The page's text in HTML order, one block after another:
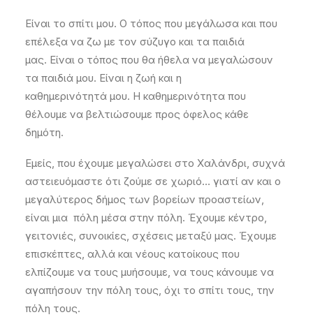
Είναι το σπίτι μου. Ο τόπος που μεγάλωσα και που
επέλεξα να ζω με τον σύζυγο και τα παιδιά
μας. Eίναι ο τόπος που θα ήθελα να μεγαλώσουν
τα παιδιά μου. Είναι η ζωή και η
καθημερινότητά μου. Η καθημερινότητα που
θέλουμε να βελτιώσουμε προς όφελος κάθε
δημότη.
Εμείς, που έχουμε μεγαλώσει στο Χαλάνδρι, συχνά
αστειευόμαστε ότι ζούμε σε χωριό… γιατί αν και ο
μεγαλύτερος δήμος των βορείων προαστείων,
είναι μια πόλη μέσα στην πόλη. Έχουμε κέντρο,
γειτονιές, συνοικίες, σχέσεις μεταξύ μας. Έχουμε
επισκέπτες, αλλά και νέους κατοίκους που
ελπίζουμε να τους μυήσουμε, να τους κάνουμε να
αγαπήσουν την πόλη τους, όχι το σπίτι τους, την
πόλη τους.